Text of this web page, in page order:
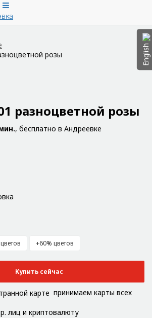
розы
разноцветной розы
, бесплатно в Андреевке
+60% цветов
Купить сейчас
принимаем карты всех
и криптовалюту
English